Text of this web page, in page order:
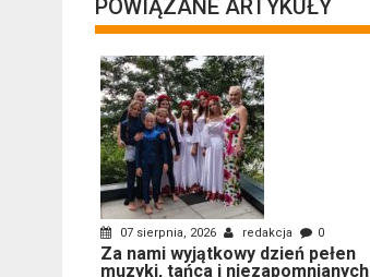
POWIĄZANE ARTYKUŁY
07 sierpnia, 2026 redakcja 0
Za nami wyjątkowy dzień pełen
muzyki, tańca i niezapomnianych